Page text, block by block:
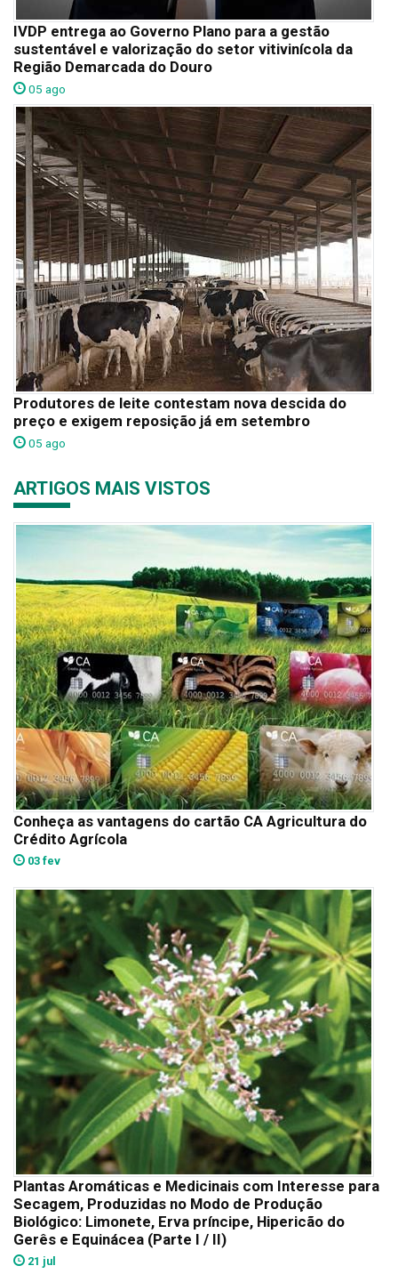
IVDP entrega ao Governo Plano para a gestão
sustentável e valorização do setor vitivinícola da
Região Demarcada do Douro
05 ago
Produtores de leite contestam nova descida do
preço e exigem reposição já em setembro
05 ago
ARTIGOS MAIS VISTOS
Conheça as vantagens do cartão CA Agricultura do
Crédito Agrícola
03 fev
Plantas Aromáticas e Medicinais com Interesse para
Secagem, Produzidas no Modo de Produção
Biológico: Limonete, Erva príncipe, Hipericão do
Gerês e Equinácea (Parte I / II)
21 jul